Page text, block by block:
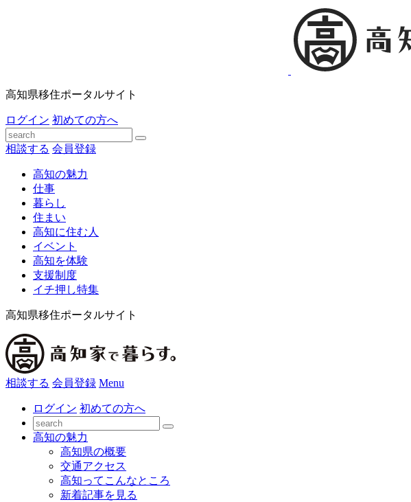
高知県移住ポータルサイト
ログイン 初めての方へ
相談する 会員登録
高知の魅力
仕事
暮らし
住まい
高知に住む人
イベント
高知を体験
支援制度
イチ押し特集
高知県移住ポータルサイト
相談する 会員登録 Menu
ログイン 初めての方へ
高知の魅力
高知県の概要
交通アクセス
高知ってこんなところ
新着記事を見る